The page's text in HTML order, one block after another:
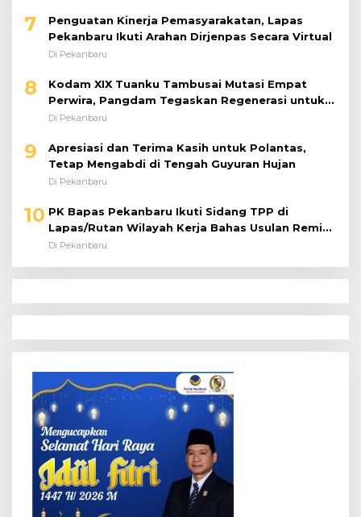
7
Penguatan Kinerja Pemasyarakatan, Lapas
Pekanbaru Ikuti Arahan Dirjenpas Secara Virtual
Di Pekanbaru
8
Kodam XIX Tuanku Tambusai Mutasi Empat
Perwira, Pangdam Tegaskan Regenerasi untuk
Perkuat Kinerja Satuan
Di Pekanbaru
9
Apresiasi dan Terima Kasih untuk Polantas,
Tetap Mengabdi di Tengah Guyuran Hujan
Di Pekanbaru
10 PK Bapas Pekanbaru Ikuti Sidang TPP di
Lapas/Rutan Wilayah Kerja Bahas Usulan Remisi
Umum Jelang Hari Kemerdekaan
Di Pekanbaru